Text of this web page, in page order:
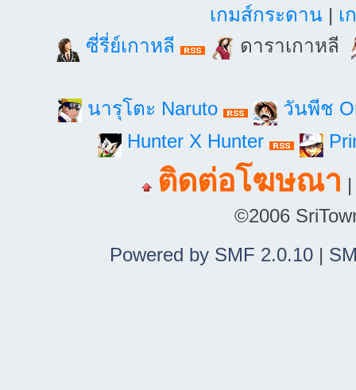
เกมส์กระดาน | เ
ซี่รี่ย์เกาหลี
ดาราเกาหลี
นารุโตะ Naruto
วันพีช
Hunter X Hunter
ติดต่อโฆษณา
©2006
Powered by SMF 2.0.10|